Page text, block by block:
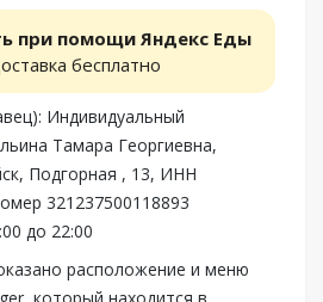
при помощи Яндекс Еды
бесплатно
Индивидуальный
Тамара Георгиевна,
Подгорная , 13, ИНН
321237500118893
до 22:00
расположение и меню